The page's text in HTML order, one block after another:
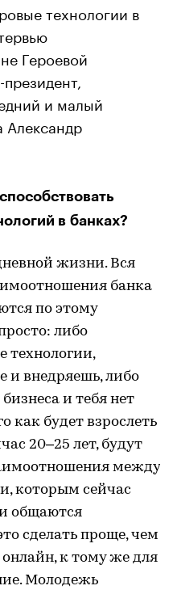
технологии в
Героевой
и малый
Александр
в банках?
жизни. Вся
банка
по этому
либо
технологии,
и внедряешь, либо
и тебя нет
как будет взрослеть
20–25 лет, будут
между
которым сейчас
общаются
сделать проще, чем
онлайн, к тому же для
Молодежь